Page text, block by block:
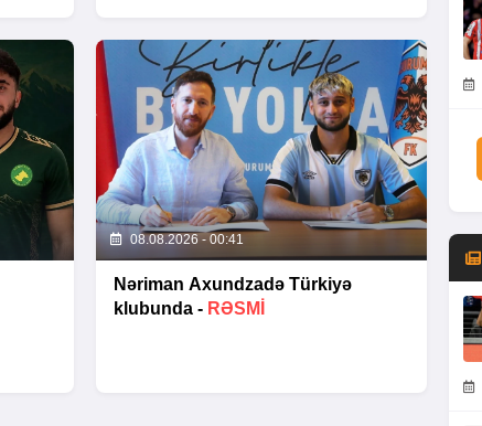
08.08.2026 - 00:41
Nəriman Axundzadə Türkiyə
klubunda - RƏSMİ